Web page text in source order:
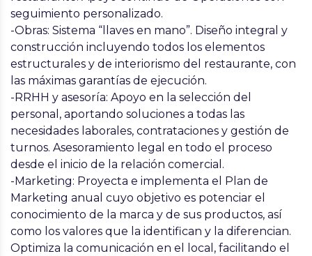
seguimiento personalizado.
-Obras: Sistema “llaves en mano”. Diseño integral y
construcción incluyendo todos los elementos
estructurales y de interiorismo del restaurante, con
las máximas garantías de ejecución.
-RRHH y asesoría: Apoyo en la selección del
personal, aportando soluciones a todas las
necesidades laborales, contrataciones y gestión de
turnos. Asesoramiento legal en todo el proceso
desde el inicio de la relación comercial.
-Marketing: Proyecta e implementa el Plan de
Marketing anual cuyo objetivo es potenciar el
conocimiento de la marca y de sus productos, así
como los valores que la identifican y la diferencian.
Optimiza la comunicación en el local, facilitando el